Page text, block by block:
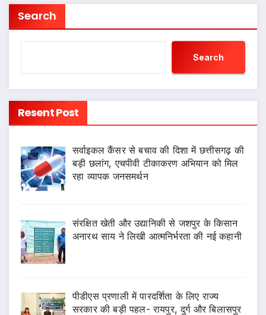
Search
Search
Resent Post
सर्वाइकल कैंसर से बचाव की दिशा में छत्तीसगढ़ की
बड़ी छलांग, एचपीवी टीकाकरण अभियान को मिल
रहा व्यापक जनसमर्थन
संरक्षित खेती और उद्यानिकी से जशपुर के किसान
अनारथ साय ने लिखी आत्मनिर्भरता की नई कहानी
पीडीएस प्रणाली में पारदर्शिता के लिए राज्य
सरकार की बड़ी पहल- रायपुर, दुर्ग और बिलासपुर